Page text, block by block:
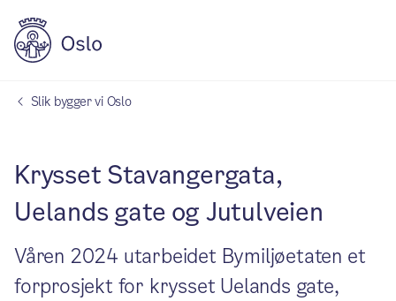
Slik bygger vi Oslo
Krysset Stavangergata,
Uelands gate og Jutulveien
Våren 2024 utarbeidet Bymiljøetaten et
forprosjekt for krysset Uelands gate,